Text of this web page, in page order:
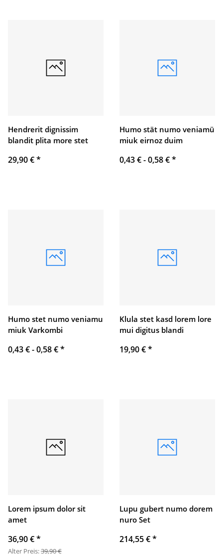
Hendrerit dignissim
blandit plita more stet
29,90 €*
Humo stät numo veniamü
miuk eirnoz duim
0,43 € -0,58 €*
Humo stet numo veniamu
miuk Varkombi
0,43 € -0,58 €*
Klula stet kasd lorem lore
mui digitus blandi
19,90 €*
Lorem ipsum dolor sit
amet
36,90 €*
Alter Preis:39,90 €
Lupu gubert numo dorem
nuro Set
214,55 €*